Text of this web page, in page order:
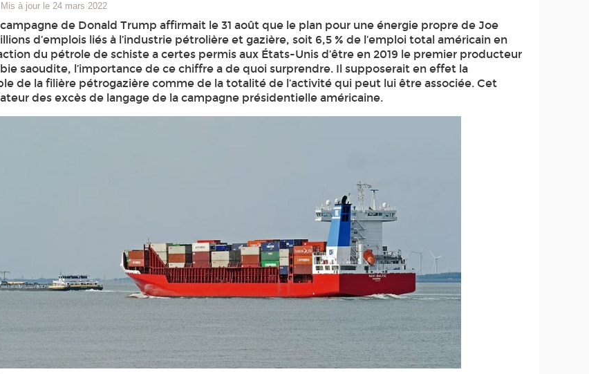
Mis à jour le 24 mars 2022
de Donald Trump affirmait le 31 août que le plan pour une énergie propre de Joe
d’emplois liés à l’industrie pétrolière et gazière, soit 6,5 % de l’emploi total américain en
du pétrole de schiste a certes permis aux États-Unis d’être en 2019 le premier producteur
saoudite, l’importance de ce chiffre a de quoi surprendre. Il supposerait en effet la
de la filière pétrogazière comme de la totalité de l’activité qui peut lui être associée. Cet
des excès de langage de la campagne présidentielle américaine.